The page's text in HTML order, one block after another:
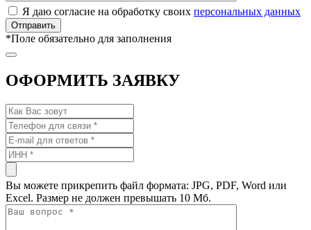
Я даю согласие на обработку своих персональных данных
*Поле обязательно для заполнения
ОФОРМИТЬ ЗАЯВКУ
Вы можете прикрепить файл формата: JPG, PDF, Word или
Excel. Размер не должен превышать 10 Мб.